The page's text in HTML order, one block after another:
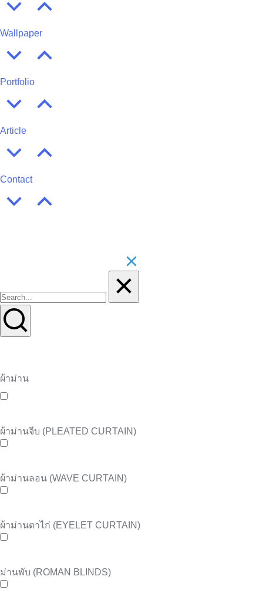
Wallpaper
Portfolio
Article
Contact
ผ้าม่าน
ผ้าม่านจีบ (PLEATED CURTAIN)
ผ้าม่านลอน (WAVE CURTAIN)
ผ้าม่านตาไก่ (EYELET CURTAIN)
ม่านพับ (ROMAN BLINDS)